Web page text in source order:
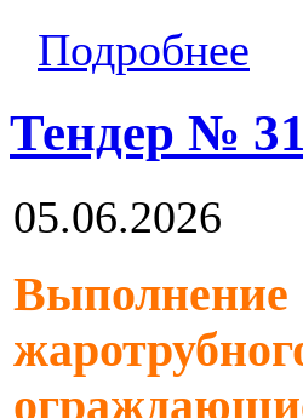
Подробнее
Тендер № 31
05.06.2026